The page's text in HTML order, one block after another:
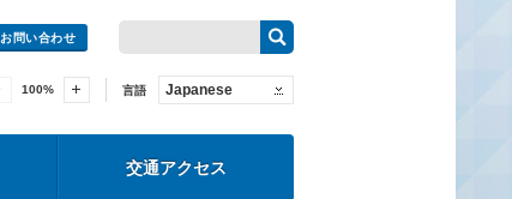
お問い合わせ
100% 言語 Japanese
交通アクセス